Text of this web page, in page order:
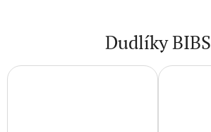
Dudlíky BIBS